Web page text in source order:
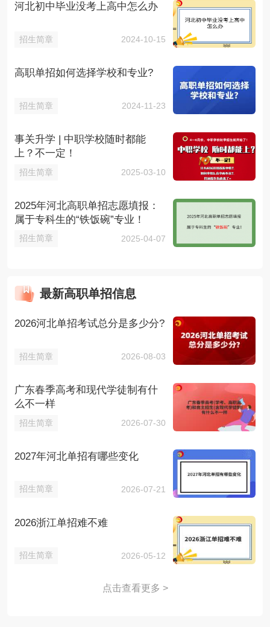
河北初中毕业没考上高中怎么办
招生简章 2024-10-15
高职单招如何选择学校和专业?
招生简章 2024-11-23
事关升学 | 中职学校随时都能
上？不一定！
招生简章 2025-03-10
2025年河北高职单招志愿填报：
属于专科生的“铁饭碗”专业！
招生简章 2025-04-07
最新高职单招信息
2026河北单招考试总分是多少分?
招生简章 2026-08-03
广东春季高考和现代学徒制有什
么不一样
招生简章 2026-07-30
2027年河北单招有哪些变化
招生简章 2026-07-21
2026浙江单招难不难
招生简章 2026-05-12
点击查看更多 >